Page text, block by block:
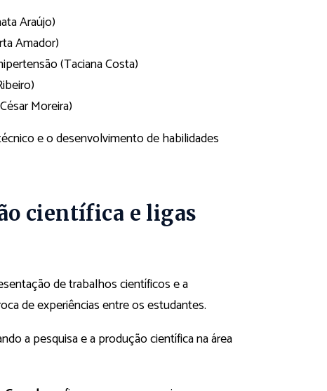
Araújo)
Amador)
(Taciana Costa)
Moreira)
e o desenvolvimento de habilidades
científica e ligas
de trabalhos científicos e a
de experiências entre os estudantes.
a pesquisa e a produção científica na área